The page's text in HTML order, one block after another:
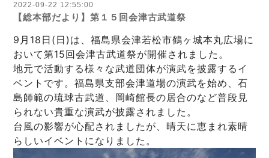
2022-09-22 12:55:00
【総本部だより】第１５回会津古武道祭
9月18日(日)は、福島県会津若松市鶴ヶ城本丸広場に
おいて第15回会津古武道祭が開催されました。
地元で活動する様々な武道団体が演武を披露するイ
ベントです。福島県支部会津道場の演武を始め、石
島師範の琉球古武道、岡崎館長の居合のなど普段見
られない貴重な演武が披露されました。
台風の影響が心配されましたが、晴天に恵まれ素晴
らしいイベントになりました。